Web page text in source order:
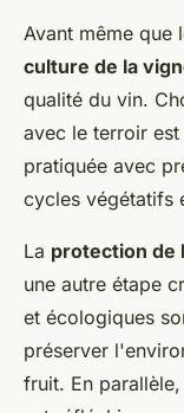
Avant même que
culture de la
qualité du vin.
avec le terroir est
pratiquée avec
cycles végétatifs
La protection de
une autre étape
et écologiques
préserver
fruit. En